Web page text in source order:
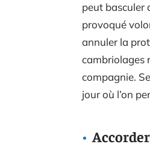
peut basculer
provoqué
annuler la
cambriolages
compagnie.
jour où l’on